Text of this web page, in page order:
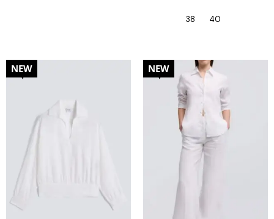
38 40
20%
NEW 20%
NEW